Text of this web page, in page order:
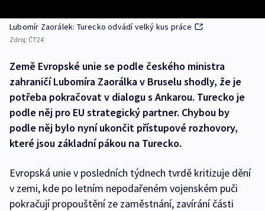
Lubomír Zaorálek: Turecko odvádí velký kus práce
Zdroj: ČT24
Země Evropské unie se podle českého ministra
zahraničí Lubomíra Zaorálka v Bruselu shodly, že je
potřeba pokračovat v dialogu s Ankarou. Turecko je
podle něj pro EU strategický partner. Chybou by
podle něj bylo nyní ukončit přístupové rozhovory,
které jsou základní pákou na Turecko.
Evropská unie v posledních týdnech tvrdě kritizuje dění
v zemi, kde po letním nepodařeném vojenském puči
pokračují propouštění ze zaměstnání, zavírání části